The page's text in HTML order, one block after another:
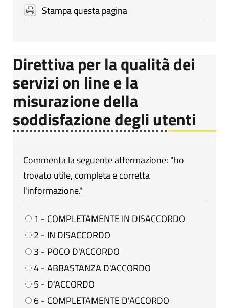
Stampa questa pagina
Direttiva per la qualità dei
servizi on line e la
misurazione della
soddisfazione degli utenti
Commenta la seguente affermazione: "ho
trovato utile, completa e corretta
l'informazione."
1 - COMPLETAMENTE IN DISACCORDO
2 - IN DISACCORDO
3 - POCO D'ACCORDO
4 - ABBASTANZA D'ACCORDO
5 - D'ACCORDO
6 - COMPLETAMENTE D'ACCORDO